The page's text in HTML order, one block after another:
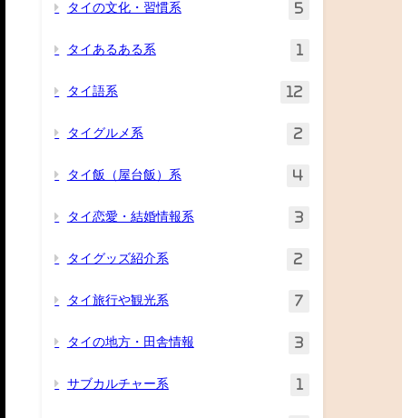
タイの文化・習慣系 5
タイあるある系
タイ語系 12
タイグルメ系 2
タイ飯（屋台飯）系 4
タイ恋愛・結婚情報系 3
タイグッズ紹介系 2
タイ旅行や観光系 7
タイの地方・田舎情報 3
サブカルチャー系